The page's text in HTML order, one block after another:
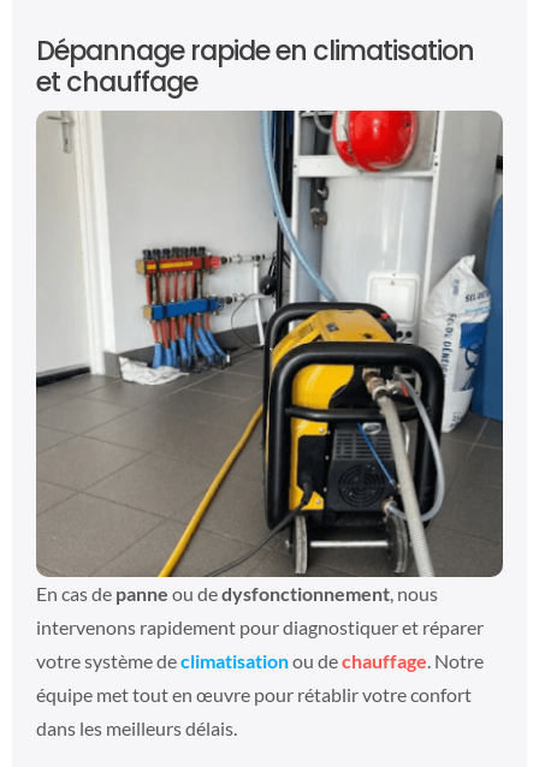
Dépannage rapide en climatisation
et chauffage
En cas de panne ou dedysfonctionnement, nous
intervenons rapidement pour diagnostiquer et réparer
votre système declimatisationou dechauffage . Notre
équipe met tout en œuvre pour rétablir votre confort
dans les meilleurs délais.